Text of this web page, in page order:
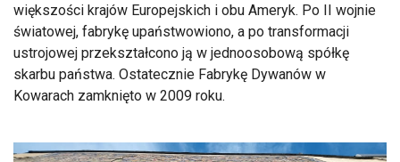
większości krajów Europejskich i obu Ameryk. Po II wojnie
światowej, fabrykę upaństwowiono, a po transformacji
ustrojowej przekształcono ją w jednoosobową spółkę
skarbu państwa. Ostatecznie Fabrykę Dywanów w
Kowarach zamknięto w 2009 roku.